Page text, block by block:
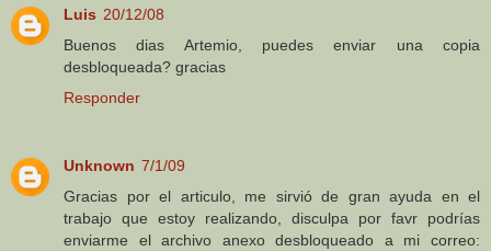
Luis 20/12/08
Buenos dias Artemio, puedes enviar una copia
desbloqueada? gracias
Responder
Unknown 7/1/09
Gracias por el articulo, me sirvió de gran ayuda en el
trabajo que estoy realizando, disculpa por favr podrías
enviarme el archivo anexo desbloqueado a mi correo: